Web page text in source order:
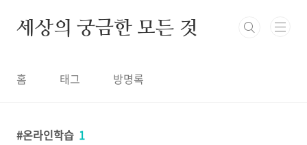
세상의 궁금한 모든 것
홈 태그 방명록
온라인학습 1